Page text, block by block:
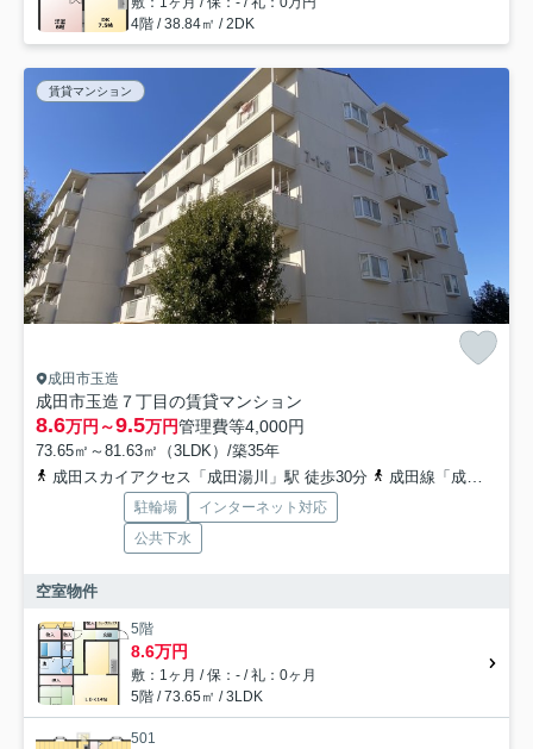
4階 / 38.84㎡ / 2DK
賃貸マンション
成田市玉造
成田市玉造７丁目の賃貸マンション
8.6万円～9.5万円管理費等4,000円
73.65㎡～81.63㎡（3LDK）/築35年
成田スカイアクセス「成田湯川」駅 徒歩30分
成田線「成田」駅 バス10分 「中台1丁目」 停歩1分
駐輪場
インターネット対応
公共下水
空室物件
5階
8.6万円
敷：1ヶ月 / 保：- / 礼：0ヶ月
5階 / 73.65㎡ / 3LDK
501